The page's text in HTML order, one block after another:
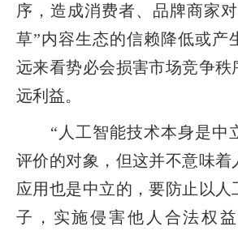
序，造成消费者、品牌商家
草”内容生态的信赖降低或产
远来看势必会损害市场竞争秩
远利益。
“人工智能技术本身是中
评价的对象，但这并不意味着
应用也是中立的，要防止以人
子，实施侵害他人合法权